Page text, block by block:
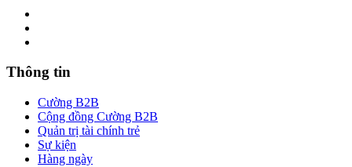
Thông tin
Cường B2B
Cộng đồng Cường B2B
Quản trị tài chính trẻ
Sự kiện
Hàng ngày